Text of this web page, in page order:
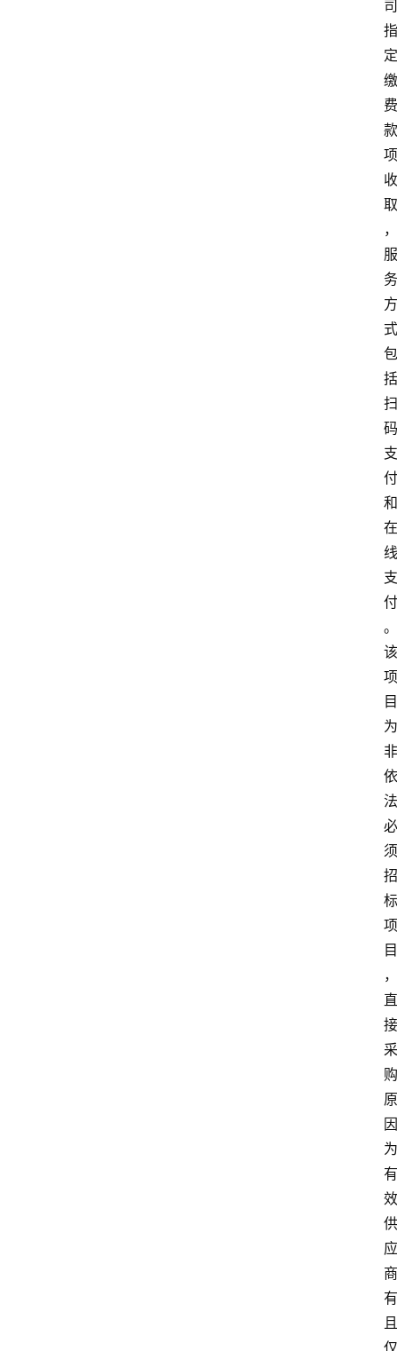
司
指
定
缴
费
款
项
收
取
，
服
务
方
式
包
括
扫
码
支
付
和
在
线
支
付
。
该
项
目
为
非
依
法
必
须
招
标
项
目
，
直
接
采
购
原
因
为
有
效
供
应
商
有
且
仅